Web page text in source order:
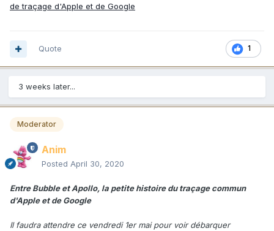
de traçage d'Apple et de Google
1
Quote
3 weeks later...
Moderator
Anim
Posted April 30, 2020
Entre Bubble et Apollo, la petite histoire du traçage commun
d'Apple et de Google
Il faudra attendre ce vendredi 1er mai pour voir débarquer